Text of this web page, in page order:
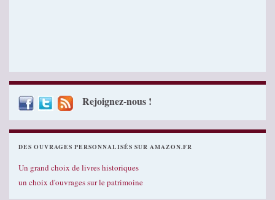
Rejoignez-nous !
DES OUVRAGES PERSONNALISÉS SUR AMAZON.FR
Un grand choix de livres historiques
un choix d'ouvrages sur le patrimoine